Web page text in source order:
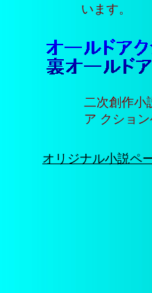
います。
二次創作小
ア クショ
オリジナル小説ペ